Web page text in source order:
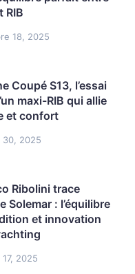
18, 2025
RIB
2025
Coupé S13, l’essai
maxi-RIB qui allie
et confort
2025
Ribolini trace
Solemar : l’équilibre
et innovation